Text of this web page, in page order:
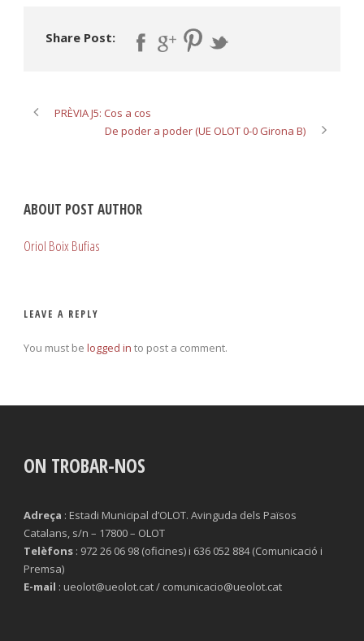
Share Post:
PRÈVIA J5: Cos a cos
De poder a poder (UE OLOT 0-0 Girona B)
ABOUT POST AUTHOR
Oriol Boix Bufias
LEAVE A REPLY
You must be logged in to post a comment.
ON TROBAR-NOS
Adreça : Estadi Municipal d’OLOT. Avinguda dels Països
Catalans, s/n – 17800 – OLOT
Telèfons : 972 26 06 98 (oficines) i 636 052 884 (Comunicació i
Premsa)
E-mail : ueolot@ueolot.cat / comunicacio@ueolot.cat